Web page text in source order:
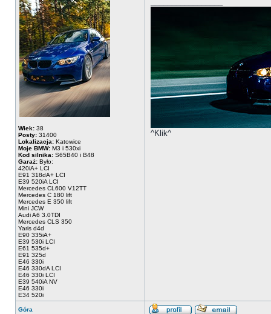
Wiek: 38
Posty: 31400
Lokalizacja: Katowice
Moje BMW: M3 i 530xi
Kod silnika: S65B40 i B48
Garaż: Było:
420iA+ LCI
E91 318dA+ LCI
E39 520iA LCI
Mercedes CL600 V12TT
Mercedes C 180 lift
Mercedes E 350 lift
Mini JCW
Audi A6 3.0TDI
Mercedes CLS 350
Yaris d4d
E90 335iA+
E39 530i LCI
E61 535d+
E91 325d
E46 330i
E46 330dA LCI
E46 330i LCI
E39 540iA NV
E46 330i
E34 520i
^Klik^
Góra